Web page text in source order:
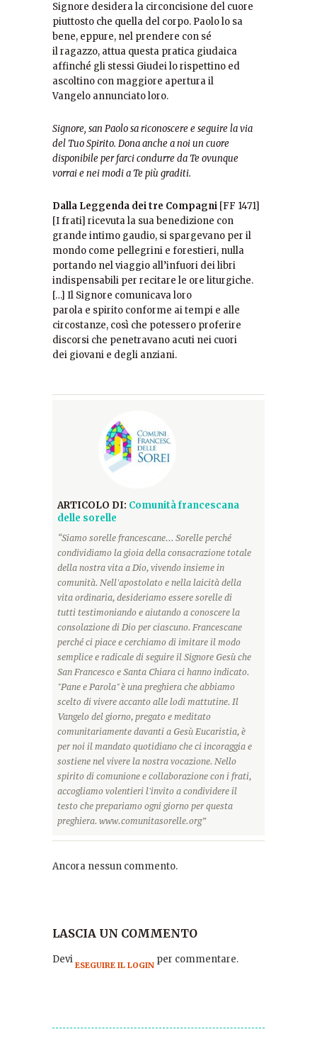
Signore desidera la circoncisione del cuore
piuttosto che quella del corpo. Paolo lo sa
bene, eppure, nel prendere con sé
il ragazzo, attua questa pratica giudaica
affinché gli stessi Giudei lo rispettino ed
ascoltino con maggiore apertura il
Vangelo annunciato loro.
Signore, san Paolo sa riconoscere e seguire la via
del Tuo Spirito. Dona anche a noi un cuore
disponibile per farci condurre da Teovunque
vorrai e nei modi a Te più graditi.
Dalla Leggenda dei tre Compagni [FF 1471]
[I frati] ricevuta la sua benedizione con
grande intimo gaudio, si spargevano per il
mondo come pellegrini e forestieri, nulla
portando nel viaggio all’infuori dei libri
indispensabili per recitare le ore liturgiche.
[…] Il Signore comunicava loro
parola e spirito conforme ai tempi e alle
circostanze, così che potessero proferire
discorsi che penetravano acuti nei cuori
dei giovani e degli anziani.
ARTICOLO DI: Comunità francescana
delle sorelle
“Siamo sorelle francescane... Sorelle perché
condividiamo la gioia della consacrazione totale
della nostra vita a Dio, vivendo insieme in
comunità. Nell'apostolato e nella laicità della
vita ordinaria, desideriamo essere sorelle di
tutti testimoniando e aiutando a conoscere la
consolazione di Dio per ciascuno. Francescane
perché ci piace e cerchiamo di imitare il modo
semplice e radicale di seguire il Signore Gesù che
San Francesco e Santa Chiara ci hanno indicato.
"Pane e Parola" è una preghiera che abbiamo
scelto di vivere accanto alle lodi mattutine. Il
Vangelo del giorno, pregato e meditato
comunitariamente davanti a Gesù Eucaristia, è
per noi il mandato quotidiano che ci incoraggia e
sostiene nel vivere la nostra vocazione. Nello
spirito di comunione e collaborazione con i frati,
accogliamo volentieri l'invito a condividere il
testo che prepariamo ogni giorno per questa
preghiera. www.comunitasorelle.org”
Ancora nessun commento.
LASCIA UN COMMENTO
Devi ESEGUIRE IL LOGIN per commentare.